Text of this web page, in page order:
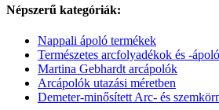
Népszerű kategóriák:
Nappali ápoló termékek
Természetes arcfolyadékok és -
Martina Gebhardt arcápolók
Arcápolók utazási méretben
Demeter-minősített Arc- és